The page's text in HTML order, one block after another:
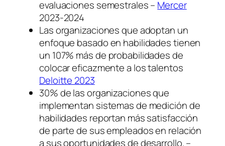
evaluaciones semestrales – Mercer
2023-2024
Las organizaciones que adoptan un
enfoque basado en habilidades tienen
un 107% más de probabilidades de
colocar eficazmente a los talentos
Deloitte 2023
30% de las organizaciones que
implementan sistemas de medición de
habilidades reportan más satisfacción
de parte de sus empleados en relación
a sus oportunidades de desarrollo. –